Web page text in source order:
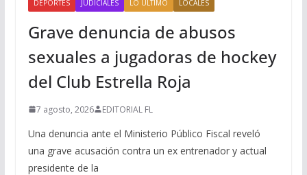
DEPORTES JUDICIALES LO ÚLTIMO LOCALES
Grave denuncia de abusos
sexuales a jugadoras de hockey
del Club Estrella Roja
7 agosto, 2026 EDITORIAL FL
Una denuncia ante el Ministerio Público Fiscal reveló
una grave acusación contra un ex entrenador y actual
presidente de la